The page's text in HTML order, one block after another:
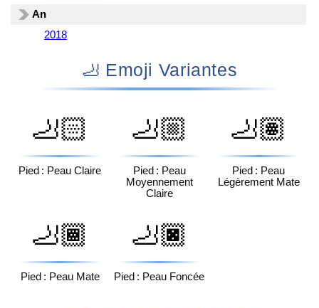
An
2018
🦶 Emoji Variantes
🦶🏻
Pied : Peau Claire
🦶🏼
Pied : Peau
Moyennement
Claire
🦶🏽
Pied : Peau
Légèrement Mate
🦶🏾
Pied : Peau Mate
🦶🏿
Pied : Peau Foncée